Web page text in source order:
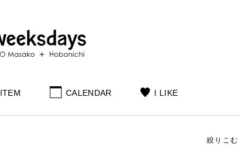
ITEM CALENDAR I LIKE
絞りこむ